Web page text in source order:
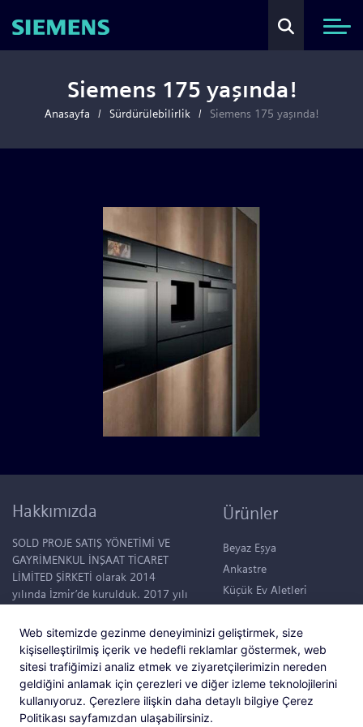
Web sitemizde gezinme deneyiminizi geliştirmek, size
kişiselleştirilmiş içerik ve hedefli reklamlar göstermek, web
sitesi trafiğimizi analiz etmek ve ziyaretçilerimizin nereden
geldiğini anlamak için çerezleri ve diğer izleme teknolojilerini
kullanıyoruz. Çerezlere ilişkin daha detaylı bilgiye Çerez
Politikası sayfamızdan ulaşabilirsiniz.
Siemens 175 yaşında!
Anasayfa Sürdürülebilirlik Siemens 175 yaşında!
Hakkımızda
SOLD PROJE SATIŞ YÖNETİMİ VE
GAYRİMENKUL İNŞAAT TİCARET
LİMİTED ŞİRKETİ olarak 2014
yılında İzmir’de kurulduk. 2017 yılı
Hayatlar.” sloganıyla konut projesi
tasarlamaya başladık. Şuanda,
50.000 m2 büyüklüğünde devasa
bir bahçede tüm ihtiyaçları
düşünülmüş 95 konutluk bir yaşam
alanı içerisinde; “Hayat Foça”
Ürünler
Beyaz Eşya
Ankastre
Küçük Ev Aletleri
Su Sebilleri